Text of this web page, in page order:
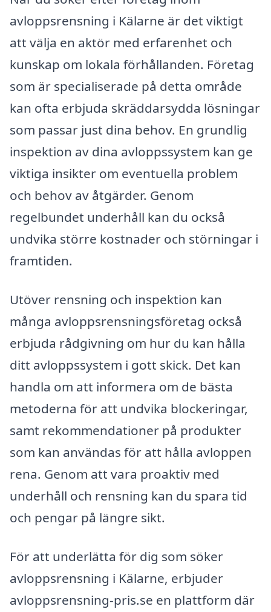
avloppsrensning i Kälarne är det viktigt
att välja en aktör med erfarenhet och
kunskap om lokala förhållanden. Företag
som är specialiserade på detta område
kan ofta erbjuda skräddarsydda lösningar
som passar just dina behov. En grundlig
inspektion av dina avloppssystem kan ge
viktiga insikter om eventuella problem
och behov av åtgärder. Genom
regelbundet underhåll kan du också
undvika större kostnader och störningar i
framtiden.
Utöver rensning och inspektion kan
många avloppsrensningsföretag också
erbjuda rådgivning om hur du kan hålla
ditt avloppssystem i gott skick. Det kan
handla om att informera om de bästa
metoderna för att undvika blockeringar,
samt rekommendationer på produkter
som kan användas för att hålla avloppen
rena. Genom att vara proaktiv med
underhåll och rensning kan du spara tid
och pengar på längre sikt.
För att underlätta för dig som söker
avloppsrensning i Kälarne, erbjuder
avloppsrensning-pris.se en plattform där